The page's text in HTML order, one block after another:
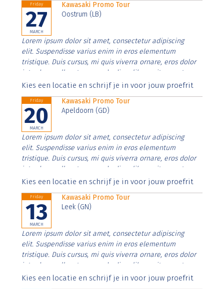
Friday
27
MARCH
Kawasaki Promo Tour
Oostrum (LB)
Lorem ipsum dolor sit amet, consectetur adipiscing
elit. Suspendisse varius enim in eros elementum
tristique. Duis cursus, mi quis viverra ornare, eros dolor
interdum nulla, ut commodo diam libero vitae erat.
Aenean faucibus nibh et justo cursus id rutrum lorem
Kies een locatie en schrijf je in voor jouw proefrit
Friday
20
MARCH
Kawasaki Promo Tour
Apeldoorn (GD)
Lorem ipsum dolor sit amet, consectetur adipiscing
elit. Suspendisse varius enim in eros elementum
tristique. Duis cursus, mi quis viverra ornare, eros dolor
interdum nulla, ut commodo diam libero vitae erat.
Aenean faucibus nibh et justo cursus id rutrum lorem
Kies een locatie en schrijf je in voor jouw proefrit
Friday
13
MARCH
Kawasaki Promo Tour
Leek (GN)
Lorem ipsum dolor sit amet, consectetur adipiscing
elit. Suspendisse varius enim in eros elementum
tristique. Duis cursus, mi quis viverra ornare, eros dolor
interdum nulla, ut commodo diam libero vitae erat.
Aenean faucibus nibh et justo cursus id rutrum lorem
Kies een locatie en schrijf je in voor jouw proefrit